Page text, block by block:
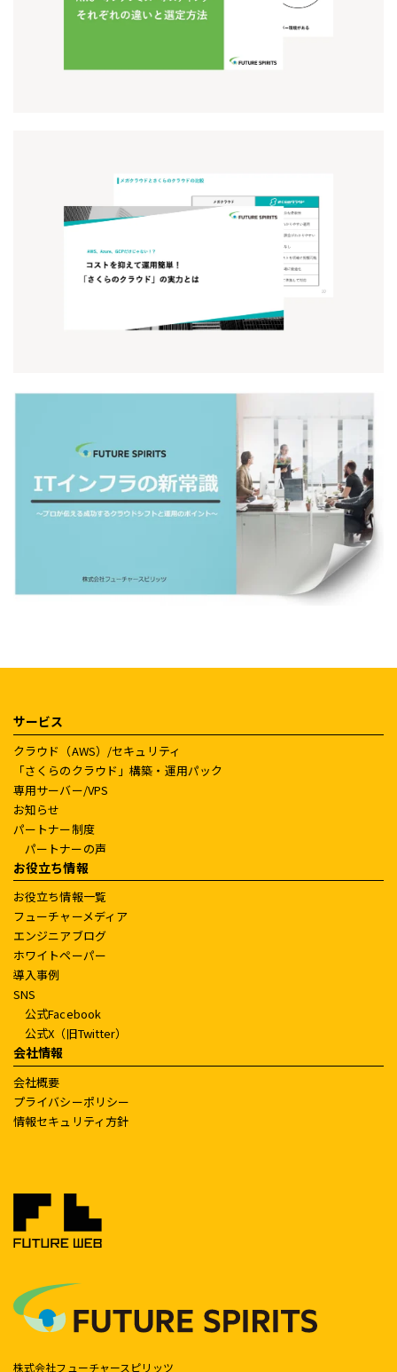
サービス
クラウド（AWS）/セキュリティ
「さくらのクラウド」構築・運用パック
専用サーバー/VPS
お知らせ
パートナー制度
パートナーの声
お役立ち情報
お役立ち情報一覧
フューチャーメディア
エンジニアブログ
ホワイトペーパー
導入事例
SNS
公式Facebook
公式X（旧Twitter）
会社情報
会社概要
プライバシーポリシー
情報セキュリティ方針
株式会社フューチャースピリッツ